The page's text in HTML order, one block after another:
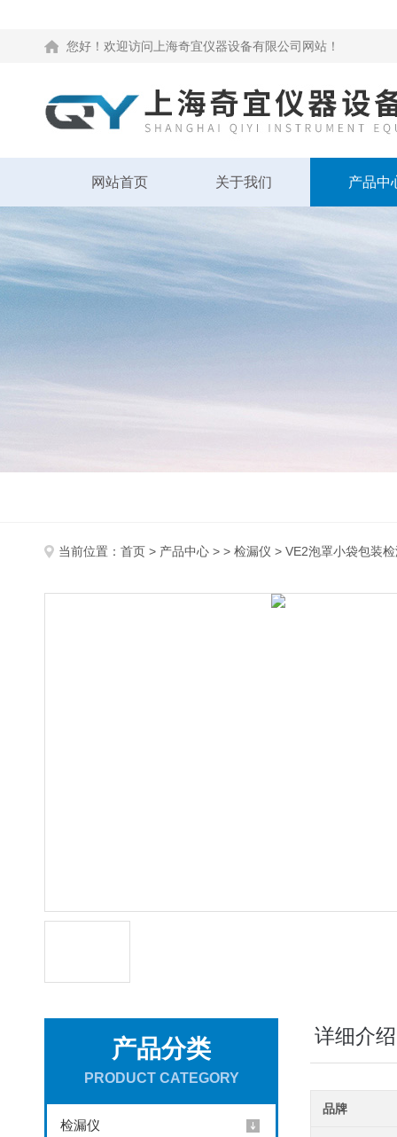
您好！欢迎访问上海奇宜仪器设备有限公司网站！
网站首页 关于我们 产品中
当前位置： 首页 > 产品中心 > > 检漏仪 > VE2泡罩小袋包装
产品分类
PRODUCT CATEGORY
检漏仪
详细介绍
品牌